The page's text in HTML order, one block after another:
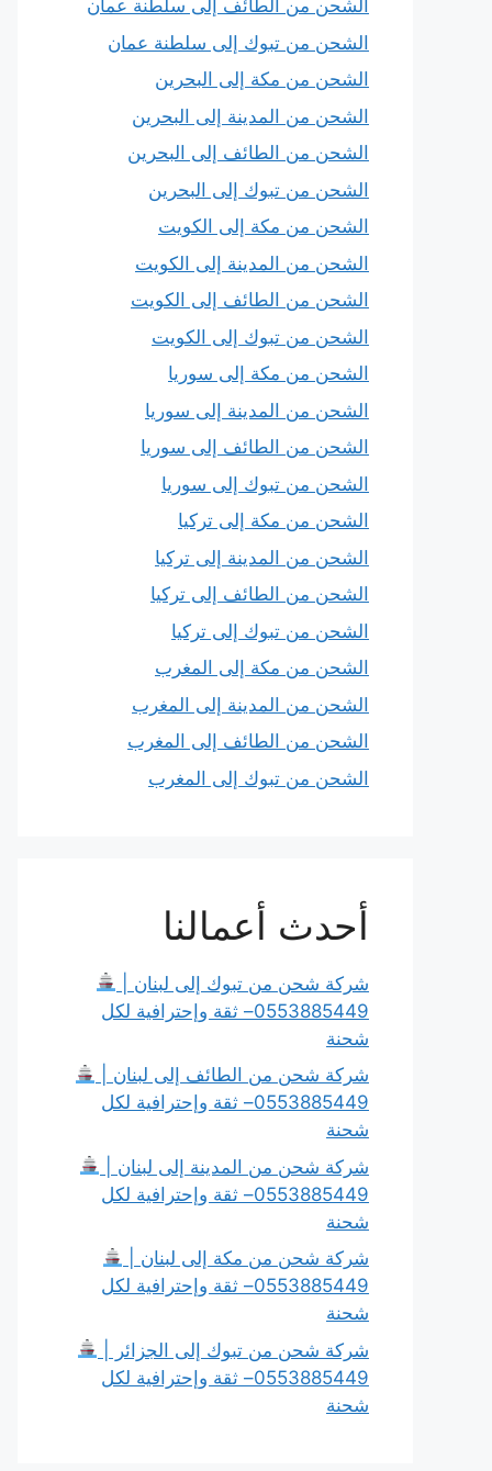
الشحن من الطائف إلى سلطنة عمان
الشحن من تبوك إلى سلطنة عمان
الشحن من مكة إلى البحرين
الشحن من المدينة إلى البحرين
الشحن من الطائف إلى البحرين
الشحن من تبوك إلى البحرين
الشحن من مكة إلى الكويت
الشحن من المدينة إلى الكويت
الشحن من الطائف إلى الكويت
الشحن من تبوك إلى الكويت
الشحن من مكة إلى سوريا
الشحن من المدينة إلى سوريا
الشحن من الطائف إلى سوريا
الشحن من تبوك إلى سوريا
الشحن من مكة إلى تركيا
الشحن من المدينة إلى تركيا
الشحن من الطائف إلى تركيا
الشحن من تبوك إلى تركيا
الشحن من مكة إلى المغرب
الشحن من المدينة إلى المغرب
الشحن من الطائف إلى المغرب
الشحن من تبوك إلى المغرب
أحدث أعمالنا
شركة شحن من تبوك إلى لبنان |
0553885449– ثقة وإحترافية لكل
شحنة
شركة شحن من الطائف إلى لبنان |
0553885449– ثقة وإحترافية لكل
شحنة
شركة شحن من المدينة إلى لبنان |
0553885449– ثقة وإحترافية لكل
شحنة
شركة شحن من مكة إلى لبنان |
0553885449– ثقة وإحترافية لكل
شحنة
شركة شحن من تبوك إلى الجزائر |
0553885449– ثقة وإحترافية لكل
شحنة